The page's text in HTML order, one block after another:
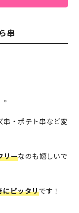
串
串・ポテト串など変
リーなのも嬉しいで
にピッタリです！